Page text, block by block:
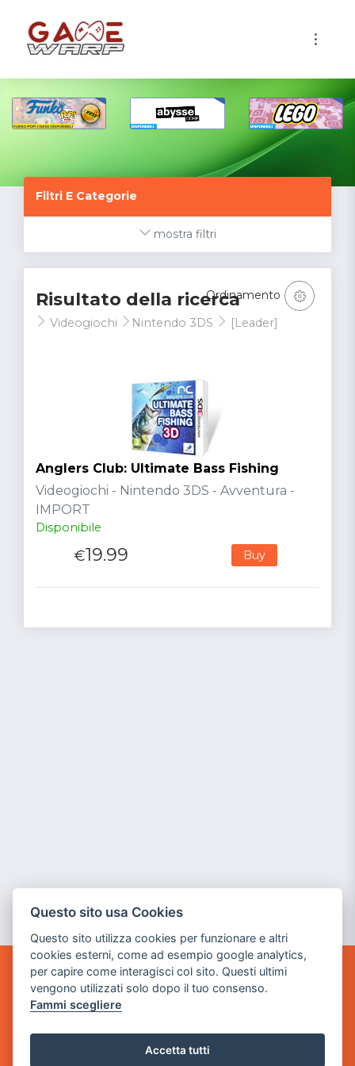
Filtri E Categorie
mostra filtri
Risultato della ricerca
Videogiochi Nintendo 3DS [Leader]
Ordinamento
Anglers Club: Ultimate Bass Fishing
Videogiochi - Nintendo 3DS - Avventura -
IMPORT
Disponibile
€19.99 Buy
GAME WARP
BY POWER GAME SRL
Sede Legale
via Villaggio dei Platani, 3
Questo sito usa Cookies
Questo sito utilizza cookies per funzionare e altri
cookies esterni, come ad esempio google analytics,
per capire come interagisci col sito. Questi ultimi
vengono utilizzati solo dopo il tuo consenso.
Fammi scegliere
Accetta tutti